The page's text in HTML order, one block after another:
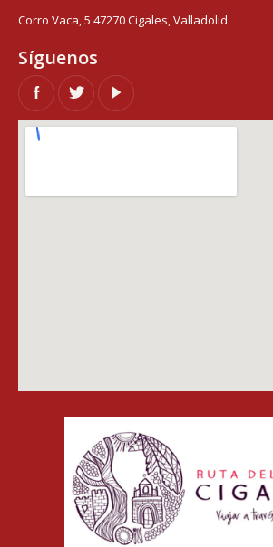
Corro Vaca, 5 47270 Cigales, Valladolid
Síguenos